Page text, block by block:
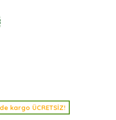
kargo ÜCRETSİZ!